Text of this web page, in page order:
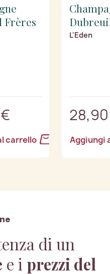
Frères
carrello
L'Eden
Aggiungi
di un
e i prezzi del